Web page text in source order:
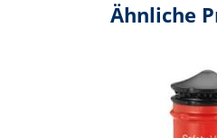
Ähnliche